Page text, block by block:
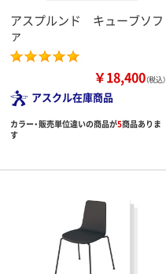
アスプルンド キューブソフ
ァ
￥18,400（税込）
アスクル在庫商品
カラー・販売単位違いの商品が5商品ありま
す